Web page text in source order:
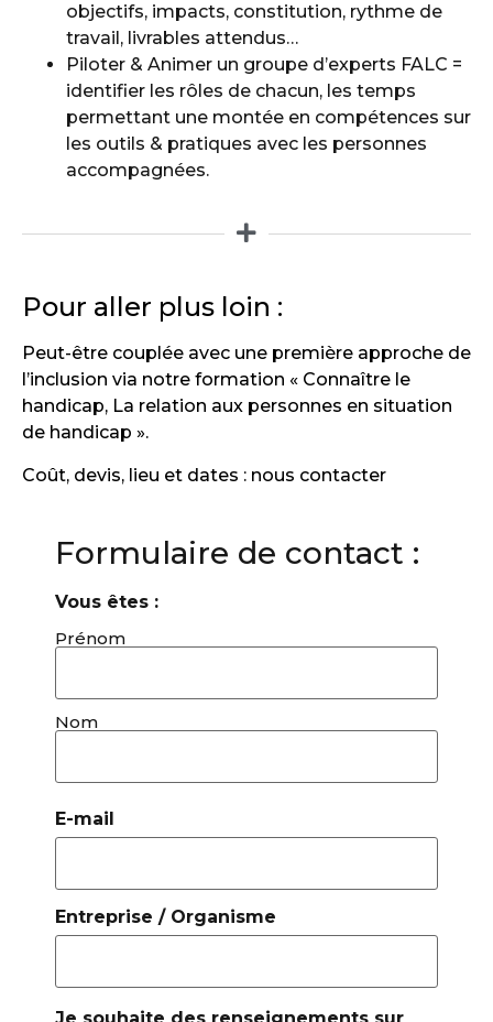
objectifs, impacts, constitution, rythme de
travail, livrables attendus…
Piloter & Animer un groupe d’experts FALC =
identifier les rôles de chacun, les temps
permettant une montée en compétences sur
les outils & pratiques avec les personnes
accompagnées.
Pour aller plus loin :
Peut-être couplée avec une première approche de
l’inclusion via notre formation « Connaître le
handicap, La relation aux personnes en situation
de handicap ».
Coût, devis, lieu et dates : nous contacter
Formulaire de contact :
Vous êtes :
Prénom
Nom
E-mail
Entreprise / Organisme
Je souhaite des renseignements sur